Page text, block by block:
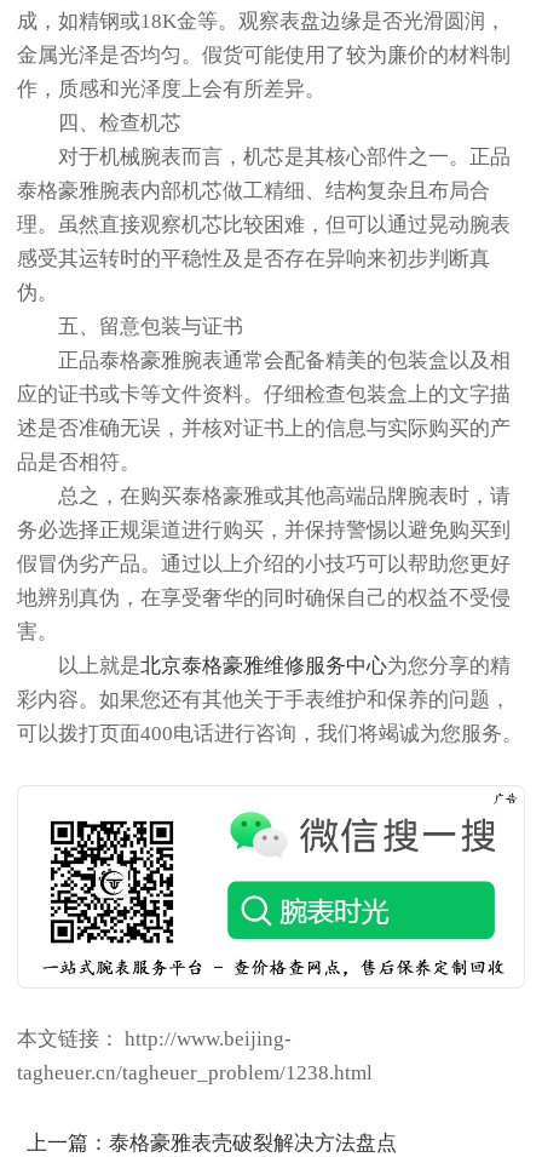
成，如精钢或18K金等。观察表盘边缘是否光滑圆润，
金属光泽是否均匀。假货可能使用了较为廉价的材料制
作，质感和光泽度上会有所差异。
四、检查机芯
对于机械腕表而言，机芯是其核心部件之一。正品
泰格豪雅腕表内部机芯做工精细、结构复杂且布局合
理。虽然直接观察机芯比较困难，但可以通过晃动腕表
感受其运转时的平稳性及是否存在异响来初步判断真
伪。
五、留意包装与证书
正品泰格豪雅腕表通常会配备精美的包装盒以及相
应的证书或卡等文件资料。仔细检查包装盒上的文字描
述是否准确无误，并核对证书上的信息与实际购买的产
品是否相符。
总之，在购买泰格豪雅或其他高端品牌腕表时，请
务必选择正规渠道进行购买，并保持警惕以避免购买到
假冒伪劣产品。通过以上介绍的小技巧可以帮助您更好
地辨别真伪，在享受奢华的同时确保自己的权益不受侵
害。
以上就是北京泰格豪雅维修服务中心为您分享的精
彩内容。如果您还有其他关于手表维护和保养的问题，
可以拨打页面400电话进行咨询，我们将竭诚为您服务。
本文链接： http://www.beijing-
tagheuer.cn/tagheuer_problem/1238.html
上一篇：泰格豪雅表壳破裂解决方法盘点